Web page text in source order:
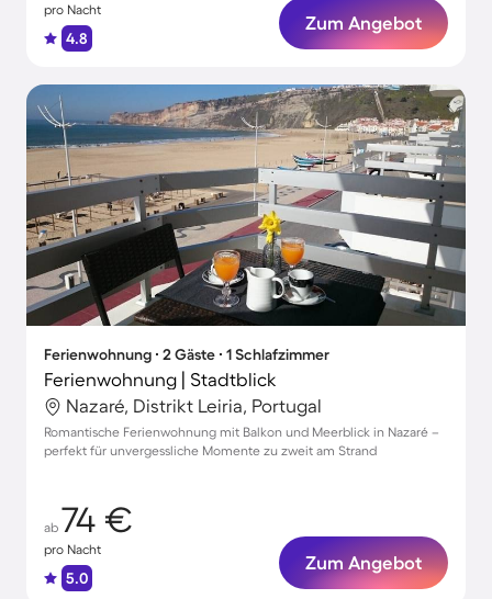
pro Nacht
4.8
Zum Angebot
Ferienwohnung ∙ 2 Gäste ∙ 1 Schlafzimmer
Ferienwohnung | Stadtblick
Nazaré, Distrikt Leiria, Portugal
Romantische Ferienwohnung mit Balkon und Meerblick in Nazaré –
perfekt für unvergessliche Momente zu zweit am Strand
ab 74 €
pro Nacht
5.0
Zum Angebot